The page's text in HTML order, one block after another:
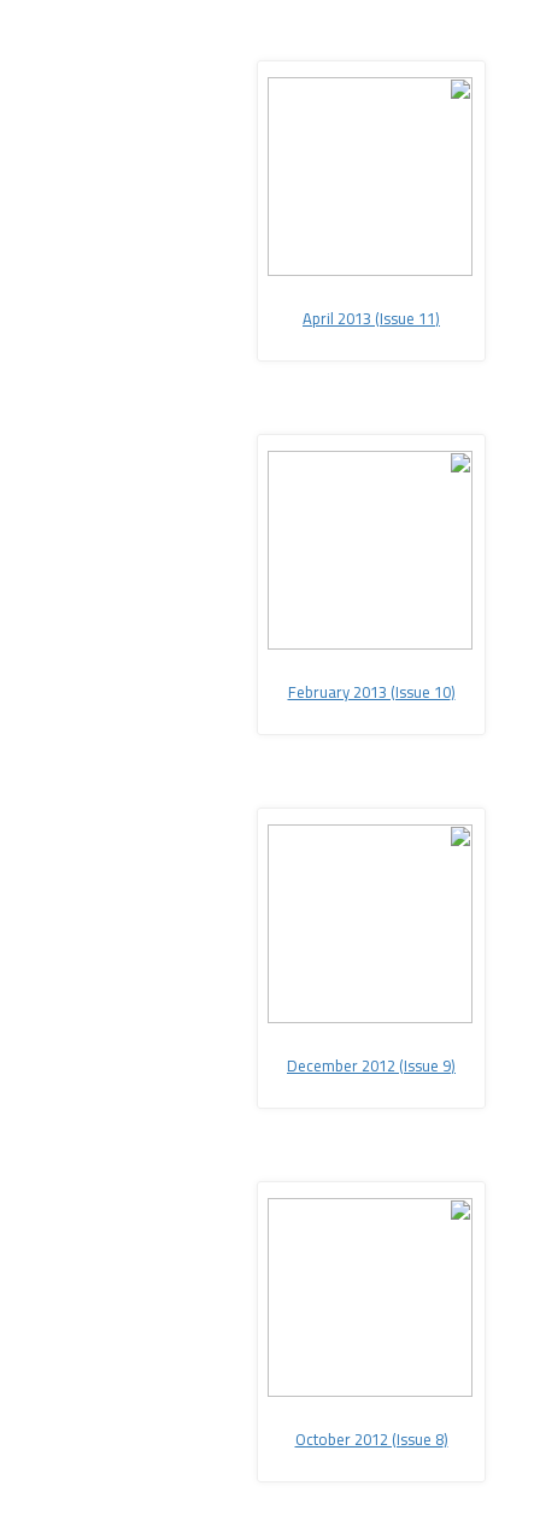
(
April 2013 (Issue 11
(
February 2013 (Issue 10
(
December 2012 (Issue 9
(
October 2012 (Issue 8